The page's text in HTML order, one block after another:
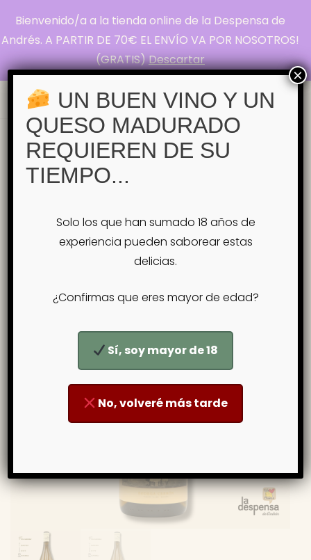
Bienvenido/a a la tienda online de la Despensa de
Andrés. A PARTIR DE 70€ EL ENVÍO VA POR NOSOTROS!
(GRATIS)Descartar
La Despensa de
Andrés
Pasión por el Queso
Inicio Tienda VINOS
Remordimiento
Blanco – Bodega Cerrón – D.O.P. Jumilla
Remordimiento Blanco – Bodega
UN BUEN VINO Y UN
QUESO MADURADO
REQUIEREN DE SU
TIEMPO...
Solo los que han sumado 18 años de
experiencia pueden saborear estas
delicias.
¿Confirmas que eres mayor de edad?
Sí, soy mayor de 18
No, volveré más tarde
×